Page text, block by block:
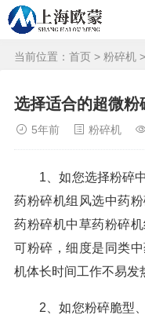
当前位置： 首页 > 粉碎机
选择适合的超微粉
5年前 粉碎机
1、如您选择粉碎中
药粉碎机组风选中药
药粉碎机中草药粉碎
可粉碎，细度是同类
机体长时间工作不易发
2、如您粉碎脆型、